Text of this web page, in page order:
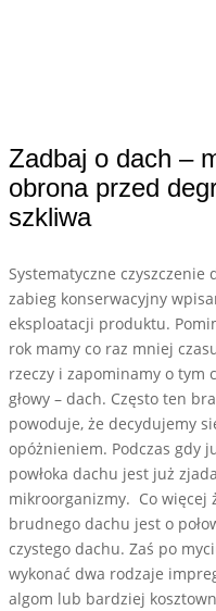
Zadbaj o dach –
obrona przed
szkliwa
Systematyczne czyszczenie
zabieg konserwacyjny
eksploatacji produktu.
rok mamy co raz mniej
rzeczy i zapominamy o tym
głowy – dach. Często ten
powoduje, że decydujemy
opóżnieniem. Podczas gdy
powłoka dachu jest już
mikroorganizmy. Co więcej
brudnego dachu jest o
czystego dachu. Zaś po
wykonać dwa rodzaje
algom lub bardziej